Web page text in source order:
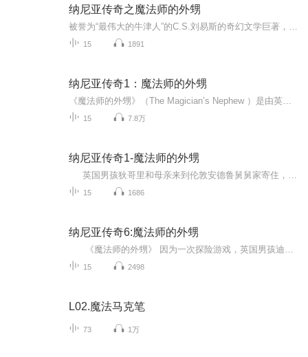
纳尼亚传奇之魔法师的外甥
15 1891
纳尼亚传奇1：魔法师的外甥
15 7.8万
纳尼亚传奇1-魔法师的外甥
15 1686
纳尼亚传奇6:魔法师的外甥
15 2498
L02.魔法马克笔
73 1万